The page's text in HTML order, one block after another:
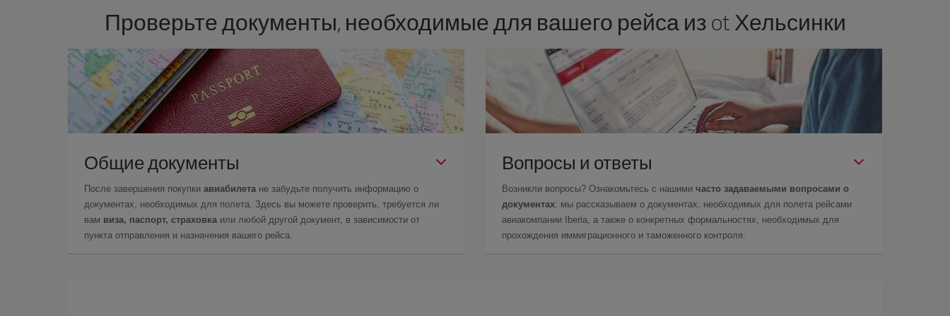
Проверьте документы, необходимые для вашего рейса из ot Хельсинки
Общие документы
После завершения покупки авиабилета не забудьте получить информацию о
документах, необходимых для полета. Здесь вы можете проверить, требуется ли
вам виза, паспорт, страховка или любой другой документ, в зависимости от
пункта отправления и назначения вашего рейса.
Вопросы и ответы
Возникли вопросы? Ознакомьтесь с нашими часто задаваемыми вопросами о
документах: мы рассказываем о документах, необходимых для полета рейсами
авиакомпании Iberia, а также о конкретных формальностях, необходимых для
прохождения иммиграционного и таможенного контроля.